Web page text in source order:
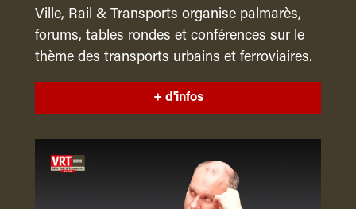
Ville, Rail & Transports organise palmarès,
forums, tables rondes et conférences sur le
thème des transports urbains et ferroviaires.
+ d'infos